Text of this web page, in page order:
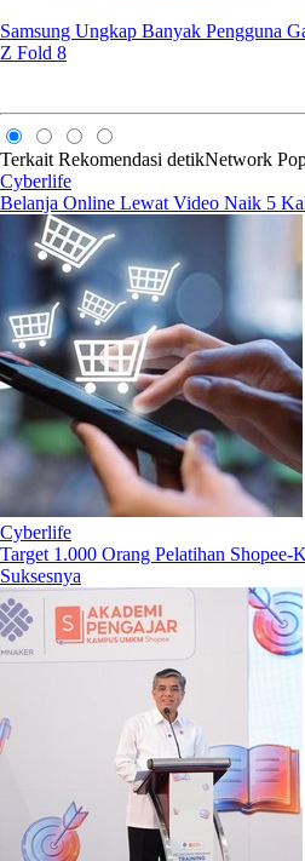
Samsung Ungkap Banyak Pengguna
Z Fold 8
Terkait Rekomendasi detikNetwork
Cyberlife
Belanja Online Lewat Video Naik 5
Cyberlife
Target 1.000 Orang Pelatihan Shopee-
Suksesnya